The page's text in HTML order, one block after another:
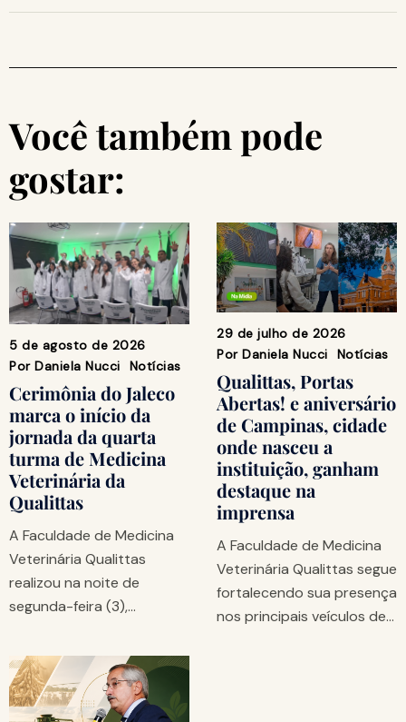
Você também pode
gostar:
5 de agosto de 2026
Por Daniela Nucci Notícias
Cerimônia do Jaleco
marca o início da
jornada da quarta
turma de Medicina
Veterinária da
Qualittas
A Faculdade de Medicina
Veterinária Qualittas
realizou na noite de
segunda-feira (3),…
29 de julho de 2026
Por Daniela Nucci Notícias
Qualittas, Portas
Abertas! e aniversário
de Campinas, cidade
onde nasceu a
instituição, ganham
destaque na
imprensa
A Faculdade de Medicina
Veterinária Qualittas segue
fortalecendo sua presença
nos principais veículos de…